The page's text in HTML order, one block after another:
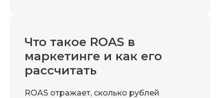
Что такое ROAS в
маркетинге и как его
рассчитать
ROAS отражает, сколько рублей